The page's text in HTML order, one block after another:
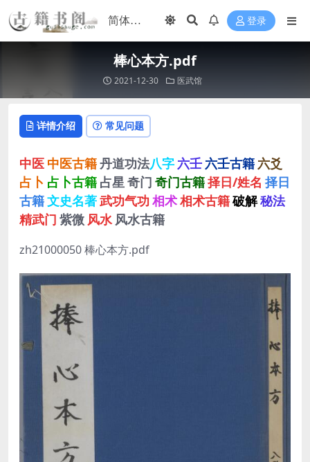
登录
棒心本方.pdf
2021-12-30 医武馆
详情介绍 常见问题
中医 中医古籍丹道功法八字 六壬 六壬古籍 六爻
占卜 占卜古籍 占星 奇门 奇门古籍择日/姓名 择日
古籍文史名著武功气功 相术相术古籍破解秘法
精武门 紫微 风水 风水古籍
zh21000050 棒心本方.pdf